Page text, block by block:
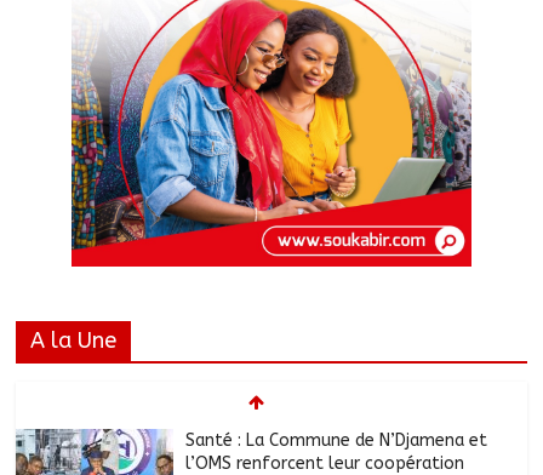
A la Une
Santé : La Commune de N’Djamena et
l’OMS renforcent leur coopération